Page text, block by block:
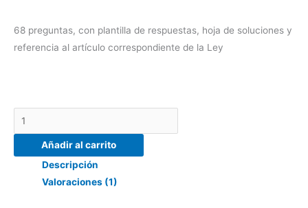
68 preguntas, con plantilla de respuestas, hoja de soluciones y
referencia al artículo correspondiente de la Ley
administrativa
-
Añadir al carrito
Descripción
Valoraciones (1)